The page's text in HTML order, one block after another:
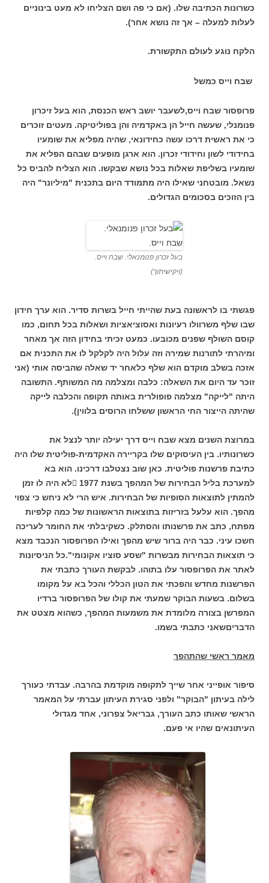
כשרונות הכתיבה שלו. (אם כי פה ושם הצליחו לא מעט בינוניים
לעלות למעלה – אך זה נושא אחר).
הלקח נוגע לעולם התקשורת.
שבח וייס כמשל
פרופסור שבח וייס,לשעבר יושב ראש הכנסת, הוא בעל זיכרון
פנומנלי, שעשה חייל הן באקדמיה והן בפוליטיקה. מעטים זוכרים
כי את ראשית דרכו עשה כחידונאי, שהיה מפליא את שומעיו
בחידודי לשון וחידודי זכרון. הוא ארגן מופעים שבהם הפליא את
שומעיו בשליפת שאלות בכל נושא שבקשו. הוא הצליח להביס כל
נשאל. מובטחני שאילו היה מתמודד היום בתכנית "מיליונר" היה
בין הזוכים בסכומים הגדולים.
בעל זכרון פנומנאלי. שבח וייס.
(ויקישיתוך)
פגשתי בו לראשונה בעת שהייתי חייל בשרות סדיר. הוא ערך חידון
שבו שלף משרוולו רעיונות ואסוציאציות ושאלות בכל תחום, כמו
קוסם השולף שפנים מכובעו. כמעט זכיתי בחידון הזה אך מאחר
ומיהרתי לתורנות שמירה וזה עלול היה לקלקל לו את התכנית אם
אזכה בשלב מוקדם הוא שלף כלאחר יד שאלה שהביסה אותי (אני
זוכר עד היום את השאלה: כלבה ומצלמה מה המשותף. התשובה
היתה "לייקה" מצלמה פופולרית באותה תקופה והכלבה לייקה
שהיתה הייצור החי הראשון ששלחו הרוסים בלווין).
במרוצת השנים מצא שבח וייס דרך יעילה יותר לנצל את
כשרונותיו. בין העיסוקים שלו בקריירה האקדמית-פוליטית שלו היה
כתיבת פרשנות פוליטית. כאן שוב נצטלבו דרכינו. הוא בא
למערכת בליל הבחירות של המהפך בשנת  1977לא היה לו זמן
להמתין לתוצאות הסופיות של הבחירות. איש הרי לא ניחש כי צפוי
מהפך. הוא עלעל בזריזות בתוצאות הראשונות של כמה קלפיות
מפתח, כתב את פרשנותו והסתלק. כשקיבלתי את החומר לעריכה
חשכו עיני. כבר היה ברור שיש מהפך ואילו הפרופסור הנכבד מצא
כי תוצאות הבחירות מבשרות "שסע סוציו אקונומי".כל הניסיונות
לאתר את הפרופסור עלו בתוהו. לבקשת העורך כתבתי את
הפרשנות מחדש והפכתי את הטון הכללי והכל בא על מקומו
בשלום. בשעות הבוקר שמעתי את קולו של הפרופסור ברדיו
המפרשן בצורה מלומדת את משמעות המהפך, כשהוא מצטט את
הדבריםשאני כתבתי בשמו.
מאמר ראשי שהתהפך
סיפור אופייני אחר שייך לתקופה מוקדמת בהרבה. עבדתי כעורך
לילה בעיתון "הבוקר" ולפני סגירת העיתון עברתי על המאמר
הראשי שאותו כתב העורך, גבריאל צפרוני, אחד מגדולי
העיתונאים שהיו אי פעם.